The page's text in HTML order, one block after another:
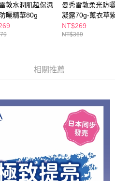
敦水潤肌超保濕
曬精華80g
曼秀雷敦柔光防
凝露70g-薰衣草
NT$269
NT$369
相關推薦